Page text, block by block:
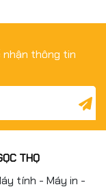
nhận thông tin
THỌ
tính - Máy in -